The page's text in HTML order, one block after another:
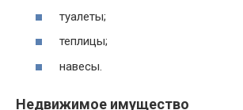
туалеты;
теплицы;
навесы.
Недвижимое имущество